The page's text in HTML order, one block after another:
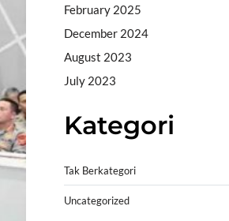
February 2025
December 2024
August 2023
July 2023
Kategori
Tak Berkategori
Uncategorized